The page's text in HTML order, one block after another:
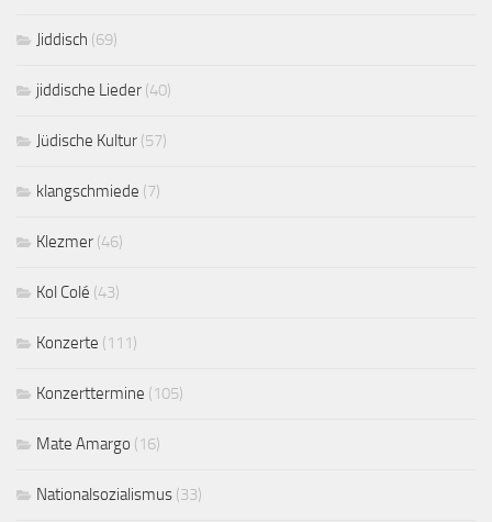
Jiddisch (69)
jiddische Lieder (40)
Jüdische Kultur (57)
klangschmiede (7)
Klezmer (46)
Kol Colé (43)
Konzerte (111)
Konzerttermine (105)
Mate Amargo (16)
Nationalsozialismus (33)